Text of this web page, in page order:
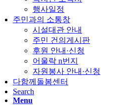
행사일정
주민과의 소통창
시설대관 안내
주민 건의게시판
후원 안내·신청
어울락 n번지
자원봉사 안내·신청
다함께돌봄센터
Search
Menu